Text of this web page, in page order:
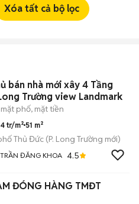
Xóa tất cả bộ lọc
bán nhà mới xây 4 Tầng
Trường view Landmark
phố, mặt tiền
tr/m²51 m²
Thủ Đức (P. Long Trường mới)
ĐĂNG KHOA 4.5
ĐÓNG HÀNG TMĐT